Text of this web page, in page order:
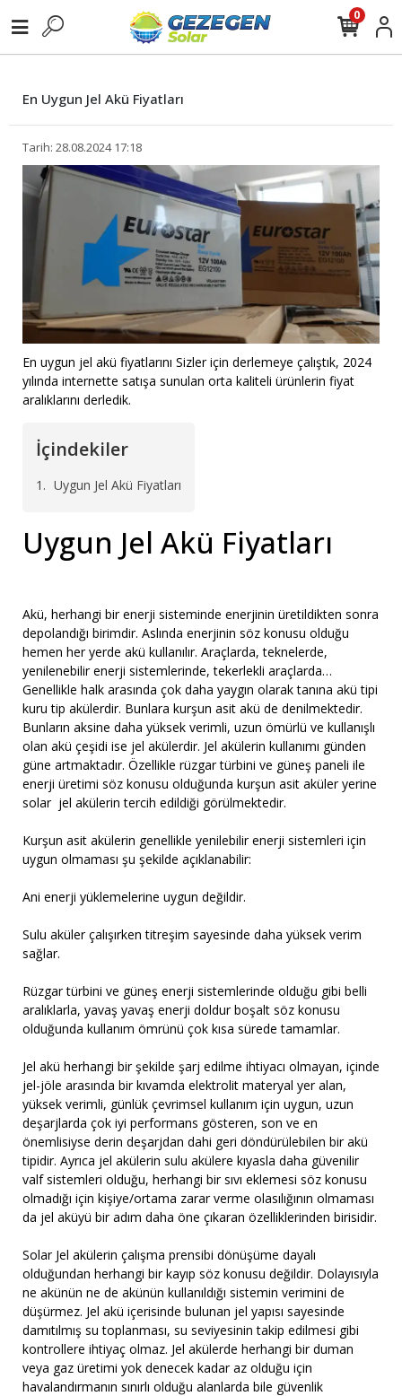
0
En Uygun Jel Akü Fiyatları
Tarih: 28.08.2024 17:18
En uygun jel akü fiyatlarını Sizler için derlemeye çalıştık, 2024
yılında internette satışa sunulan orta kaliteli ürünlerin fiyat
aralıklarını derledik.
İçindekiler
Uygun Jel Akü Fiyatları
Uygun Jel Akü Fiyatları
Akü, herhangi bir enerji sisteminde enerjinin üretildikten sonra
depolandığı birimdir. Aslında enerjinin söz konusu olduğu
hemen her yerde akü kullanılır. Araçlarda, teknelerde,
yenilenebilir enerji sistemlerinde, tekerlekli araçlarda…
Genellikle halk arasında çok daha yaygın olarak tanına akü tipi
kuru tip akülerdir. Bunlara kurşun asit akü de denilmektedir.
Bunların aksine daha yüksek verimli, uzun ömürlü ve kullanışlı
olan akü çeşidi ise jel akülerdir. Jel akülerin kullanımı günden
güne artmaktadır. Özellikle rüzgar türbini ve güneş paneli ile
enerji üretimi söz konusu olduğunda kurşun asit aküler yerine
solar jel akülerin tercih edildiği görülmektedir.
Kurşun asit akülerin genellikle yenilebilir enerji sistemleri için
uygun olmaması şu şekilde açıklanabilir:
Ani enerji yüklemelerine uygun değildir.
Sulu aküler çalışırken titreşim sayesinde daha yüksek verim
sağlar.
Rüzgar türbini ve güneş enerji sistemlerinde olduğu gibi belli
aralıklarla, yavaş yavaş enerji doldur boşalt söz konusu
olduğunda kullanım ömrünü çok kısa sürede tamamlar.
Jel akü herhangi bir şekilde şarj edilme ihtiyacı olmayan, içinde
jel-jöle arasında bir kıvamda elektrolit materyal yer alan,
yüksek verimli, günlük çevrimsel kullanım için uygun, uzun
deşarjlarda çok iyi performans gösteren, son ve en
önemlisiyse derin deşarjdan dahi geri döndürülebilen bir akü
tipidir. Ayrıca jel akülerin sulu akülere kıyasla daha güvenilir
valf sistemleri olduğu, herhangi bir sıvı eklemesi söz konusu
olmadığı için kişiye/ortama zarar verme olasılığının olmaması
da jel aküyü bir adım daha öne çıkaran özelliklerinden birisidir.
Solar Jel akülerin çalışma prensibi dönüşüme dayalı
olduğundan herhangi bir kayıp söz konusu değildir. Dolayısıyla
ne akünün ne de akünün kullanıldığı sistemin verimini de
düşürmez. Jel akü içerisinde bulunan jel yapısı sayesinde
damıtılmış su toplanması, su seviyesinin takip edilmesi gibi
kontrollere ihtiyaç olmaz. Jel akülerde herhangi bir duman
veya gaz üretimi yok denecek kadar az olduğu için
havalandırmanın sınırlı olduğu alanlarda bile güvenlik